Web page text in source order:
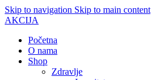
Skip to navigation Skip to main content
AKCIJA
Početna
O nama
Shop
Zdravlje